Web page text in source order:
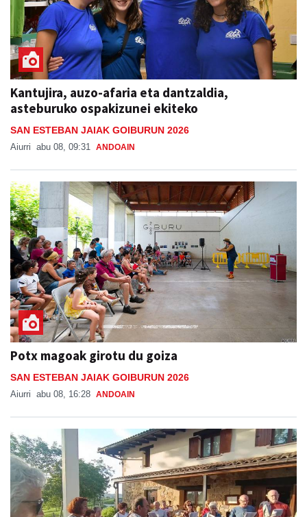
Kantujira, auzo-afaria eta dantzaldia,
asteburuko ospakizunei ekiteko
SAN ESTEBAN JAIAK GOIBURUN 2026
Aiurri abu 08, 09:31 ANDOAIN
Potx magoak girotu du goiza
SAN ESTEBAN JAIAK GOIBURUN 2026
Aiurri abu 08, 16:28 ANDOAIN